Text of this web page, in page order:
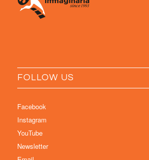
FOLLOW US
Facebook
Instagram
YouTube
Newsletter